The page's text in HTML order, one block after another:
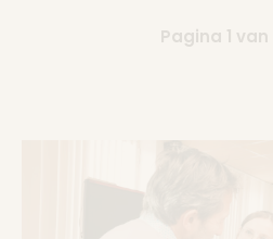
Pagina 1 van